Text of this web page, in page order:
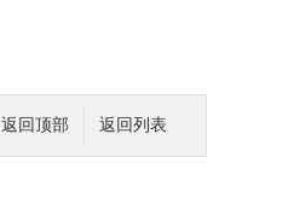
返回列表
返回顶部